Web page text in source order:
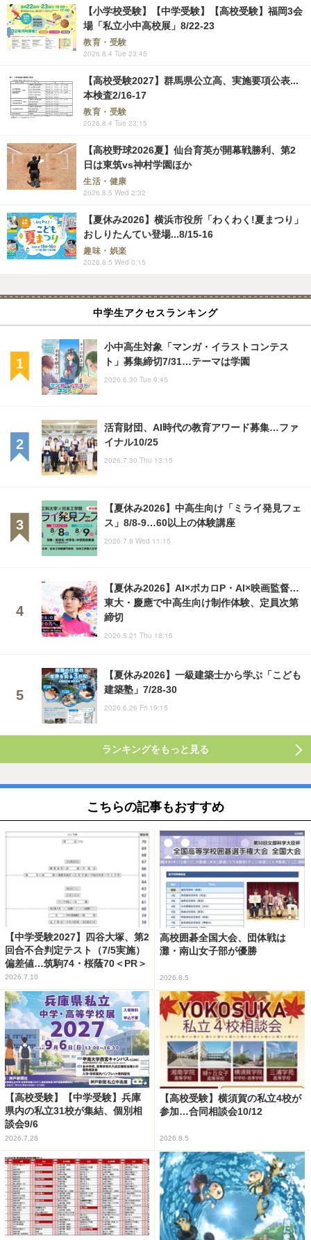
【小学校受験】【中学受験】【高校受験】福岡3会
場「私立小中高校展」8/22-23
教育・受験
2026.8.4 Tue 23:45
【高校受験2027】群馬県公立高、実施要項公表...
本検査2/16-17
教育・受験
2026.8.4 Tue 23:15
【高校野球2026夏】仙台育英が開幕戦勝利、第2
日は東筑vs神村学園ほか
生活・健康
2026.8.5 Wed 2:32
【夏休み2026】横浜市役所「わくわく!夏まつり」
おしりたんてい登場...8/15-16
趣味・娯楽
2026.8.5 Wed 0:15
中学生アクセスランキング
小中高生対象「マンガ・イラストコンテス
ト」募集締切7/31…テーマは学園
2026.6.30 Tue 9:45
活育財団、AI時代の教育アワード募集…ファ
イナル10/25
2026.7.30 Thu 13:15
【夏休み2026】中高生向け「ミライ発見フェ
ス」8/8-9…60以上の体験講座
2026.7.8 Wed 11:15
【夏休み2026】AI×ボカロP・AI×映画監督…
東大・慶應で中高生向け制作体験、定員次第
締切
2026.5.21 Thu 18:15
【夏休み2026】一級建築士から学ぶ「こども
建築塾」7/28-30
2026.6.26 Fri 19:15
ランキングをもっと見る
こちらの記事もおすすめ
【中学受験2027】四谷大塚、第2
回合不合判定テスト（7/5実施）
偏差値…筑駒74・桜蔭70＜PR＞
2026.7.10
高校囲碁全国大会、団体戦は
灘・南山女子部が優勝
2026.8.5
【高校受験】【中学受験】兵庫
県内の私立31校が集結、個別相
談会9/6
2026.7.28
【高校受験】横須賀の私立4校が
参加…合同相談会10/12
2026.8.5